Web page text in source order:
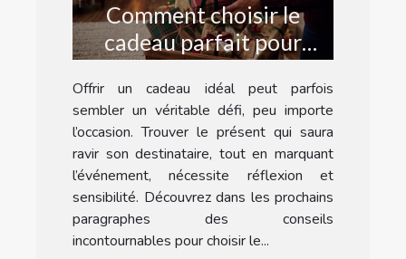
Comment choisir le
cadeau parfait pour
chaque occasion ?
Offrir un cadeau idéal peut parfois
sembler un véritable défi, peu importe
l’occasion. Trouver le présent qui saura
ravir son destinataire, tout en marquant
l’événement, nécessite réflexion et
sensibilité. Découvrez dans les prochains
paragraphes des conseils
incontournables pour choisir le...